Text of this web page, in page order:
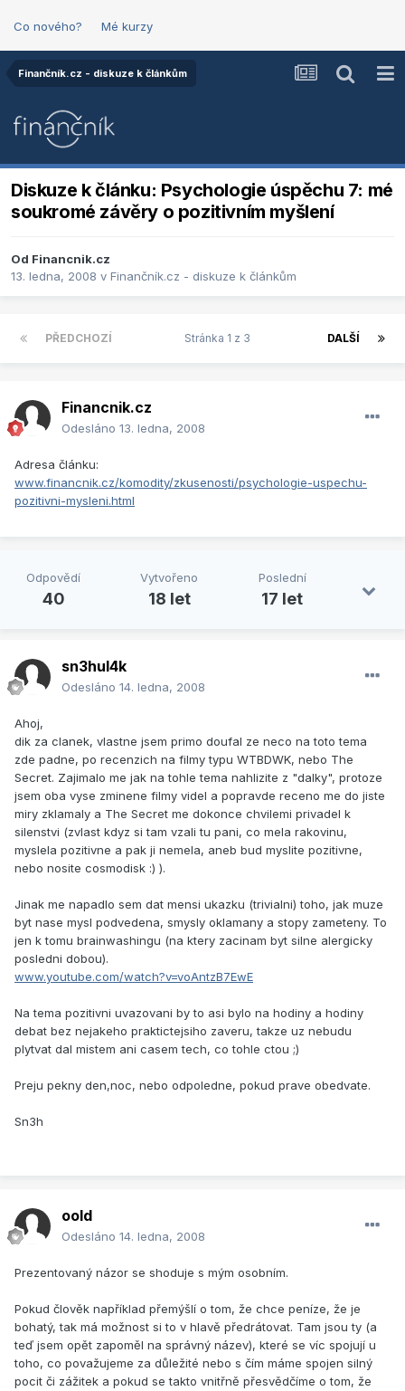
Co nového? Mé kurzy
Finančník.cz - diskuze k článkům
Diskuze k článku: Psychologie úspěchu 7: mé
soukromé závěry o pozitivním myšlení
Od Financnik.cz
13. ledna, 2008 v Finančník.cz - diskuze k článkům
PŘEDCHOZÍ DALŠÍ
Stránka 1 z 3
Financnik.cz
Odesláno 13. ledna, 2008
Adresa článku:
www.financnik.cz/komodity/zkusenosti/psychologie-uspechu-
pozitivni-mysleni.html
Odpovědí
40
Vytvořeno
18 let
Poslední
17 let
sn3hul4k
Odesláno 14. ledna, 2008
Ahoj,
dik za clanek, vlastne jsem primo doufal ze neco na toto tema
zde padne, po recenzich na filmy typu WTBDWK, nebo The
Secret. Zajimalo me jak na tohle tema nahlizite z "dalky", protoze
jsem oba vyse zminene filmy videl a popravde receno me do jiste
miry zklamaly a The Secret me dokonce chvilemi privadel k
silenstvi (zvlast kdyz si tam vzali tu pani, co mela rakovinu,
myslela pozitivne a pak ji nemela, aneb bud myslite pozitivne,
nebo nosite cosmodisk :) ).
Jinak me napadlo sem dat mensi ukazku (trivialni) toho, jak muze
byt nase mysl podvedena, smysly oklamany a stopy zameteny. To
jen k tomu brainwashingu (na ktery zacinam byt silne alergicky
posledni dobou).
www.youtube.com/watch?v=voAntzB7EwE
Na tema pozitivni uvazovani by to asi bylo na hodiny a hodiny
debat bez nejakeho praktictejsiho zaveru, takze uz nebudu
plytvat dal mistem ani casem tech, co tohle ctou ;)
Preju pekny den,noc, nebo odpoledne, pokud prave obedvate.
Sn3h
oold
Odesláno 14. ledna, 2008
Prezentovaný názor se shoduje s mým osobním.
Pokud člověk například přemýšlí o tom, že chce peníze, že je
bohatý, tak má možnost si to v hlavě předrátovat. Tam jsou ty (a
teď jsem opět zapoměl na správný název), které se víc spojují u
toho, co považujeme za důležité nebo s čím máme spojen silný
pocit či zážitek a pokud se takto vnitřně přesvědčíme o tom, že